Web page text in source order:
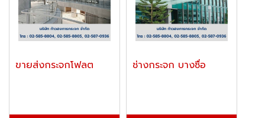
ขายส่งกระจกโฟลต ช่างกระจก บางซื่อ